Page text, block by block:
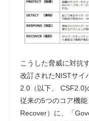
こうした脅威に対抗
改訂されたNISTサイ
2.0（以下、 CSF2.0)
従来の5つのコア機
Recover）に、「